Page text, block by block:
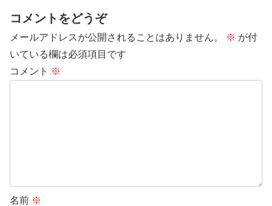
コメントをどうぞ
メールアドレスが公開されることはありません。 ※ が付
いている欄は必須項目です
コメント ※
名前 ※